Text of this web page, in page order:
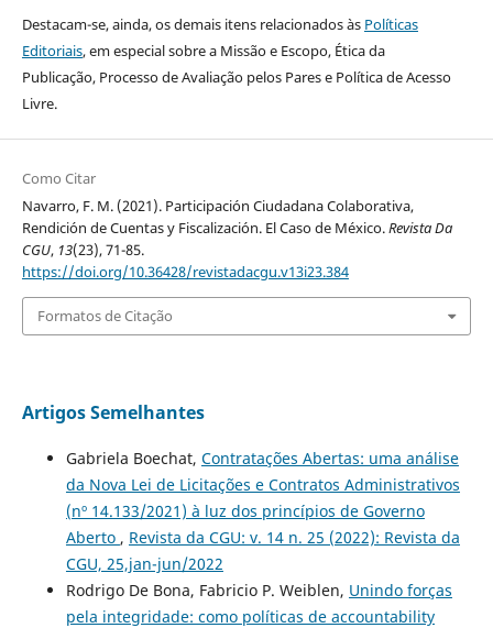
Destacam-se, ainda, os demais itens relacionados às Políticas
Editoriais, em especial sobre a Missão e Escopo, Ética da
Publicação, Processo de Avaliação pelos Pares e Política de Acesso
Livre.
Como Citar
Navarro, F. M. (2021). Participación Ciudadana Colaborativa,
Rendición de Cuentas y Fiscalización. El Caso de México.Revista Da
CGU, 13(23), 71-85.
https://doi.org/10.36428/revistadacgu.v13i23.384
Formatos de Citação
Artigos Semelhantes
Gabriela Boechat, Contratações Abertas: uma análise
da Nova Lei de Licitações e Contratos Administrativos
(nº 14.133/2021) à luz dos princípios de Governo
Aberto , Revista da CGU: v. 14 n. 25 (2022): Revista da
CGU, 25,jan-jun/2022
Rodrigo De Bona, Fabricio P. Weiblen, Unindo forças
pela integridade: como políticas de accountability